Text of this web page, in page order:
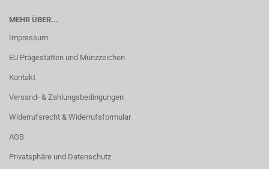
MEHR ÜBER...
Impressum
EU Prägestätten und Münzzeichen
Kontakt
Versand- & Zahlungsbedingungen
Widerrufsrecht & Widerrufsformular
AGB
Privatsphäre und Datenschutz